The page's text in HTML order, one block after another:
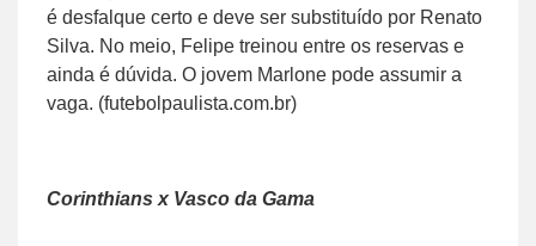
é desfalque certo e deve ser substituído por Renato
Silva. No meio, Felipe treinou entre os reservas e
ainda é dúvida. O jovem Marlone pode assumir a
vaga. (futebolpaulista.com.br)
Corinthians x Vasco da Gama